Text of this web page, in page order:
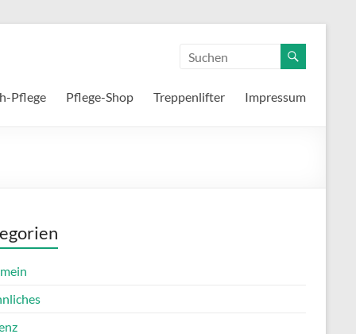
Pflege Pflege-Shop Treppenlifter Impressum